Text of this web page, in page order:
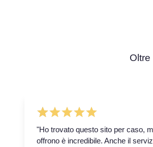
"Ho trovato questo sito per caso,
offrono è incredibile. Anche il